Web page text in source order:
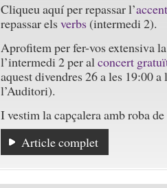
Cliqueu aquí per repassar l’
repassar elsverbs(intermedi 2).
Aprofitem per fer-vos extensiva
l’intermedi 2 per alconcert
aquest divendres 26 a les 19:00
l’Auditori).
I vestim la capçalera amb roba
Article complet